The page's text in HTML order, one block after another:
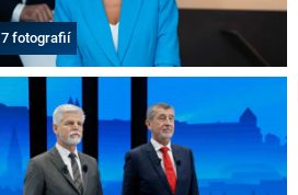
7 fotografií